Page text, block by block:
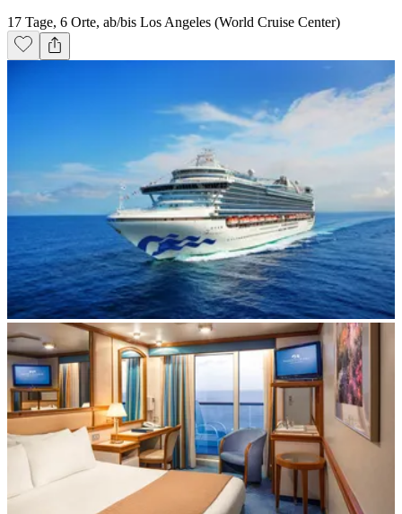
17 Tage, 6 Orte, ab/bis Los Angeles (World Cruise Center)